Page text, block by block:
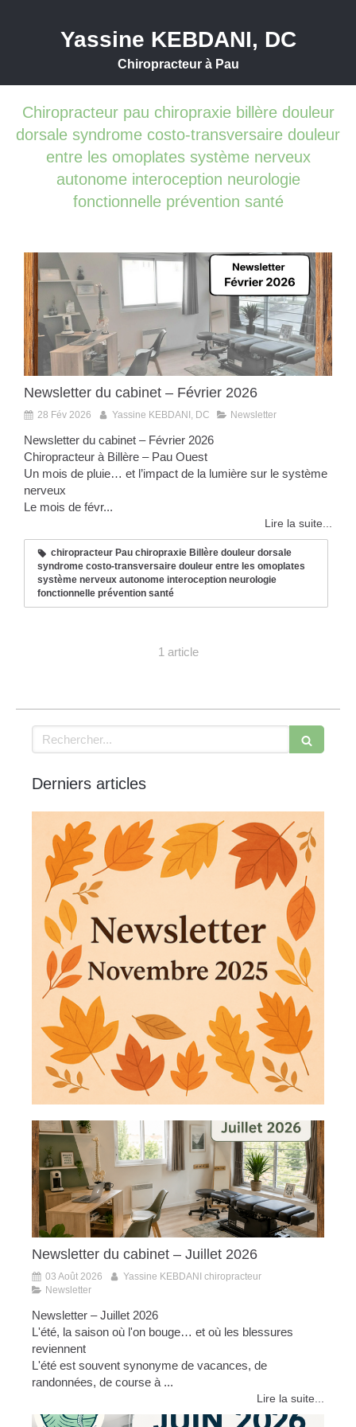
Yassine KEBDANI, DC
Chiropracteur à Pau
Chiropracteur pau chiropraxie billère douleur
dorsale syndrome costo-transversaire douleur
entre les omoplates système nerveux
autonome interoception neurologie
fonctionnelle prévention santé
Newsletter du cabinet – Février 2026
28 Fév 2026 Yassine KEBDANI, DC Newsletter
Newsletter du cabinet – Février 2026
Chiropracteur à Billère – Pau Ouest
Un mois de pluie… et l’impact de la lumière sur le système
nerveux
Le mois de févr...
Lire la suite...
chiropracteur Pau chiropraxie Billère douleur dorsale
syndrome costo-transversaire douleur entre les omoplates
système nerveux autonome interoception neurologie
fonctionnelle prévention santé
1 article
Rechercher
Derniers articles
Newsletter du cabinet – Juillet 2026
03 Août 2026
Yassine KEBDANI chiropracteur
Newsletter
Newsletter – Juillet 2026
L'été, la saison où l'on bouge… et où les blessures
reviennent
L'été est souvent synonyme de vacances, de
randonnées, de course à ...
Lire la suite...